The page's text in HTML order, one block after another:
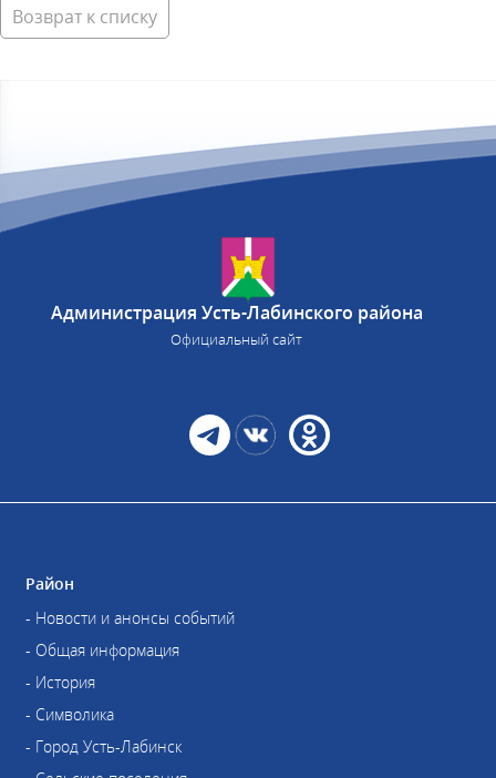
Возврат к списку
Администрация Усть-Лабинского района
Официальный сайт
Район
- Новости и анонсы событий
- Общая информация
- История
- Символика
- Город Усть-Лабинск